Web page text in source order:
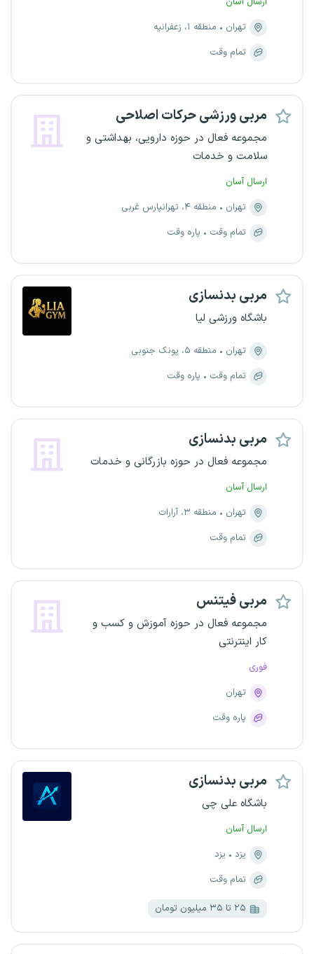
تهران
منطقه ۱، زعفرانیه
تمام وقت
مربی ورزشی حرکات اصلاحی
مجموعه فعال در حوزه دارویی، بهداشتی و
سلامت و خدمات
ارسال آسان
تهران
منطقه ۴، تهرانپارس غربی
تمام وقت
پاره وقت
مربی بدنسازی
باشگاه ورزشی لیا
تهران
منطقه ۵، پونک جنوبی
تمام وقت
پاره وقت
مربی بدنسازی
مجموعه فعال در حوزه بازرگانی و خدمات
ارسال آسان
تهران
منطقه ۳، آرارات
تمام وقت
مربی فیتنس
مجموعه فعال در حوزه آموزش و کسب و
کار اینترنتی
فوری
تهران
پاره وقت
مربی بدنسازی
باشگاه علی چی
ارسال آسان
یزد
یزد
تمام وقت
۲۵ تا ۳۵ میلیون تومان